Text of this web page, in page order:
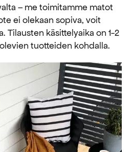
– me toimitamme matot
ei olekaan sopiva, voit
​​Tilausten käsittelyaika on 1-2
tuotteiden kohdalla.